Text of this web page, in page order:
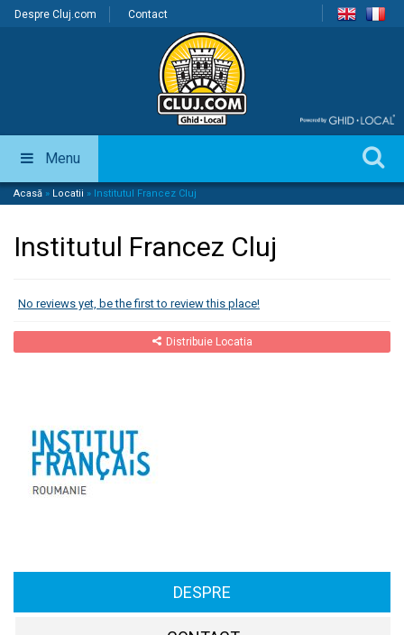
Despre Cluj.com Contact
Menu
Acasă » Locatii » Institutul Francez Cluj
Institutul Francez Cluj
No reviews yet, be the first to review this place!
Distribuie Locatia
DESPRE